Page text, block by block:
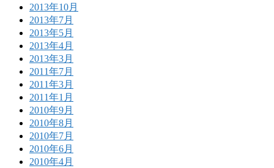
2013年10月
2013年7月
2013年5月
2013年4月
2013年3月
2011年7月
2011年3月
2011年1月
2010年9月
2010年8月
2010年7月
2010年6月
2010年4月